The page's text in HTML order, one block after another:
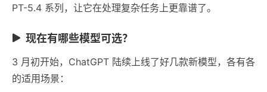
PT-5.4 系列，让它在处理复杂任务上更靠谱了。
现在有哪些模型可选？
3 月初开始，ChatGPT 陆续上线了好几款新模型，各有各
的适用场景：